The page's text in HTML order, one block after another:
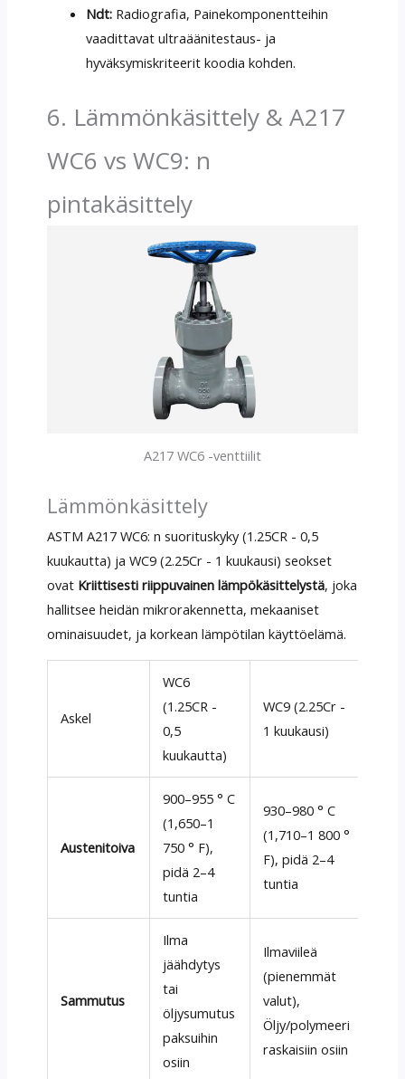
Ndt: Radiografia, Painekomponentteihin
vaadittavat ultraäänitestaus- ja
hyväksymiskriteerit koodia kohden.
6. Lämmönkäsittely & A217
WC6 vs WC9: n
pintakäsittely
A217 WC6 -venttiilit
Lämmönkäsittely
ASTM A217 WC6: n suorituskyky (1.25CR - 0,5
kuukautta) ja WC9 (2.25Cr - 1 kuukausi) seokset
ovat Kriittisesti riippuvainen lämpökäsittelystä, joka
hallitsee heidän mikrorakennetta, mekaaniset
ominaisuudet, ja korkean lämpötilan käyttöelämä.
Askel
WC6
(1.25CR -
0,5
kuukautta)
WC9 (2.25Cr -
1 kuukausi)
Austenitoiva
900–955 ° C
(1,650–1
750 ° F),
pidä 2–4
tuntia
930–980 ° C
(1,710–1 800 °
F), pidä 2–4
tuntia
Sammutus
Ilma
jäähdytys
tai
öljysumutus
paksuihin
osiin
Ilmaviileä
(pienemmät
valut),
Öljy/polymeeri
raskaisiin osiin